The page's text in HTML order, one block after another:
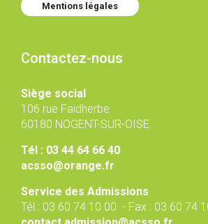
Mentions légales
Contactez-nous
Siège social
106 rue Faidherbe
60180 NOGENT-SUR-OISE
Tél : 03 44 64 66 40
acsso@orange.fr
Service des Admissions
Tél : 03 60 74 10 00 - Fax : 03 60 74